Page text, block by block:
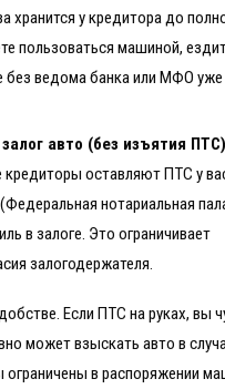
хранится у кредитора до
пользоваться машиной,
без ведома банка или МФО уже
авто (без изъятия
кредиторы оставляют ПТС у
нотариальная
в залоге. Это ограничивает
залогодержателя.
Если ПТС на руках, вы
может взыскать авто в
в распоряжении